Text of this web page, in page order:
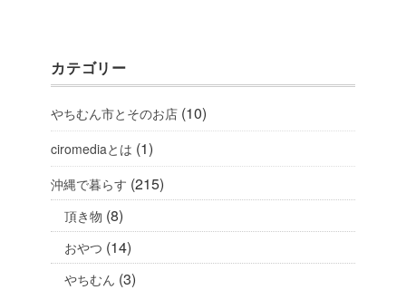
カテゴリー
やちむん市とそのお店 (10)
ciromediaとは (1)
沖縄で暮らす (215)
頂き物 (8)
おやつ (14)
やちむん (3)